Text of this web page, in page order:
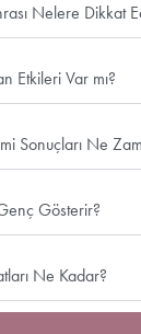
Nelere Dikkat
Etkileri Var mı?
Sonuçları Ne
Gösterir?
Ne Kadar?